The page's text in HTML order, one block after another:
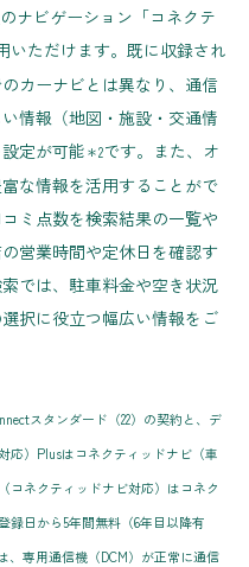
ナビゲーション「コネクテ
いただけます。既に収録され
カーナビとは異なり、通信
情報（地図・施設・交通情
定が可能＊2です。また、オ
な情報を活用することがで
ミ点数を検索結果の一覧や
営業時間や定休日を確認す
では、駐車料金や空き状況
択に役立つ幅広い情報をご
スタンダード（22）の契約と、デ
応）Plusはコネクティッドナビ（車
コネクティッドナビ対応）はコネク
録日から5年間無料（6年目以降有
専用通信機（DCM）が正常に通信